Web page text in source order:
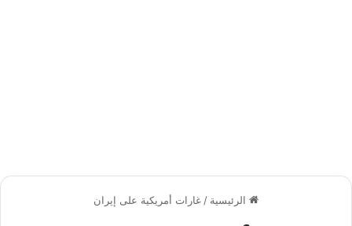
الرئيسية /غارات أمريكية على إيران